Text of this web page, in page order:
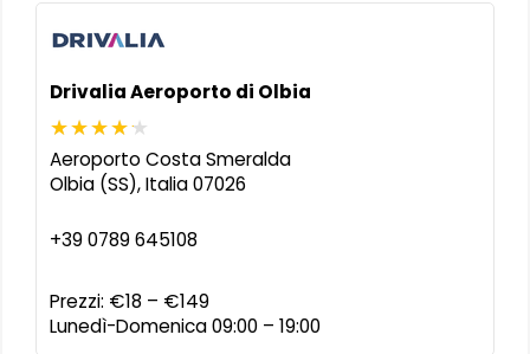
Drivalia Aeroporto di Olbia
Aeroporto Costa Smeralda
Olbia (SS),Italia 07026
+39 0789 645108
Prezzi: €18 – €149
Lunedì-Domenica 09:00 – 19:00